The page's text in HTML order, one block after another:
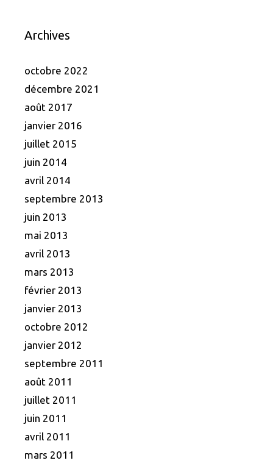
Archives
octobre 2022
décembre 2021
août 2017
janvier 2016
juillet 2015
juin 2014
avril 2014
septembre 2013
juin 2013
mai 2013
avril 2013
mars 2013
février 2013
janvier 2013
octobre 2012
janvier 2012
septembre 2011
août 2011
juillet 2011
juin 2011
avril 2011
mars 2011